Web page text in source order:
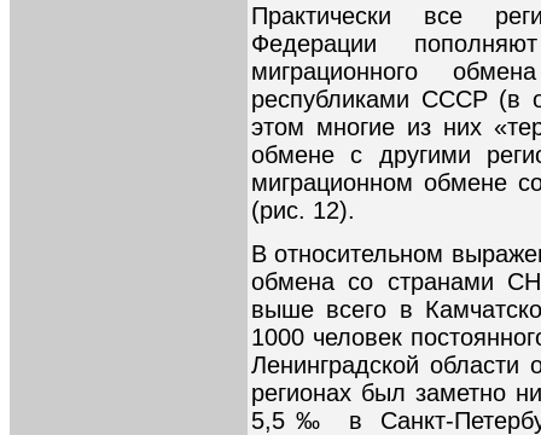
Практически все
Федерации
миграционного
республиками СССР (в
этом многие из них
обмене с другими
миграционном обмене
(рис. 12).
В относительном
обмена со странами
выше всего в
1000 человек
Ленинградской
регионах был заметно
5,5‰ в Санкт-